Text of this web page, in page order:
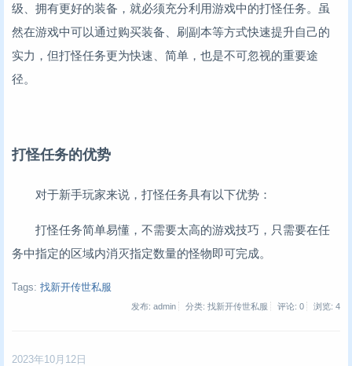
级、拥有更好的装备，就必须充分利用游戏中的打怪任务。虽
然在游戏中可以通过购买装备、刷副本等方式快速提升自己的
实力，但打怪任务更为快速、简单，也是不可忽视的重要途
径。
打怪任务的优势
对于新手玩家来说，打怪任务具有以下优势：
打怪任务简单易懂，不需要太高的游戏技巧，只需要在任
务中指定的区域内消灭指定数量的怪物即可完成。
Tags: 找新开传世私服
发布: admin 分类: 找新开传世私服 评论: 0 浏览: 4
2023年10月12日